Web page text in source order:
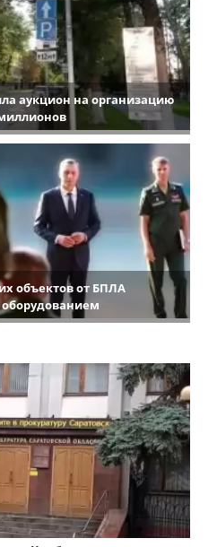
аукцион на организацию
объектов от БПЛА